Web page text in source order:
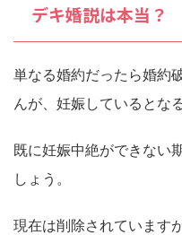
デキ婚説は本当？
単なる婚約だったら婚約
んが、妊娠しているとな
既に妊娠中絶ができない
しょう。
現在は削除されています